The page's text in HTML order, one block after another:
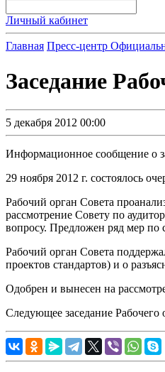
Личный кабинет
Главная Пресс-центр
Заседание
5 декабря 2012 00:00
Информационное сообщение о
29 ноября 2012 г. состоялось
Рабочий орган Совета
рассмотрение Совету по
вопросу. Предложен ряд мер по
Рабочий орган Совета
проектов стандартов) и о
Одобрен и вынесен на
Следующее заседание Рабочего